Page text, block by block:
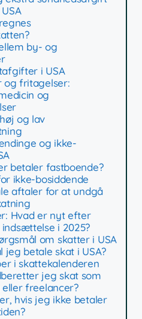
by- og
i USA
og fritagelser:
og
og lav
og ikke-
betaler fastboende?
ikke-bosiddende
aftaler for at undgå
Hvad er nyt efter
i 2025?
om skatter i USA
jeg betale skat i USA?
i skattekalenderen
jeg skat som
freelancer?
hvis jeg ikke betaler